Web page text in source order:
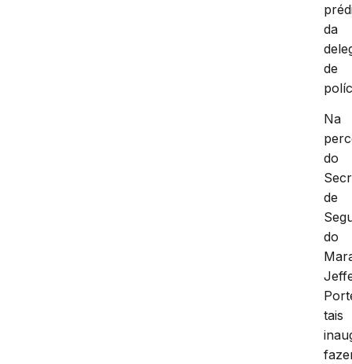
da
de
Na
do
de
do
tais